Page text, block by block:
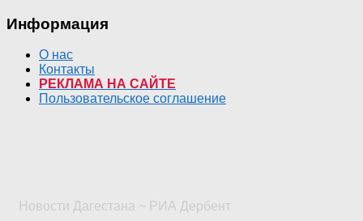
Информация
О нас
Контакты
РЕКЛАМА НА САЙТЕ
Пользовательское соглашение
Новости Дагестана ~ РИА Дербент